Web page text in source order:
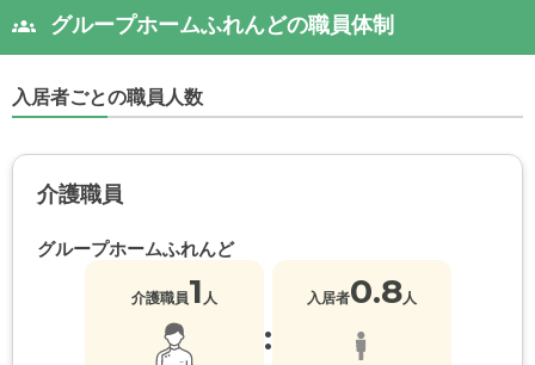
グループホームふれんどの職員体制
入居者ごとの職員人数
介護職員
グループホームふれんど
介護職員1 人
:
入居者0.8人